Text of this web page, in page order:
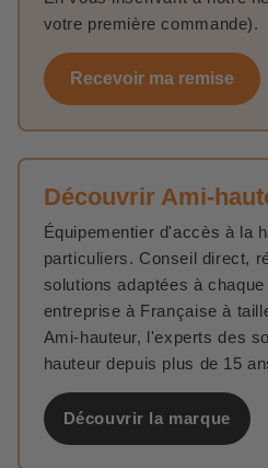
votre première commande).
Recevoir ma remise
Découvrir Ami-
Équipementier d'accès à la
particuliers. Conseil direct,
solutions adaptées à
entreprise à Française à
Ami-hauteur, l'experts des
hauteur depuis plus de 15
Découvrir la marque